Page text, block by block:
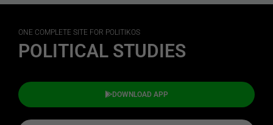
ONE COMPLETE SITE FOR POLITIKOS
POLITICAL STUDIES
DOWNLOAD APP